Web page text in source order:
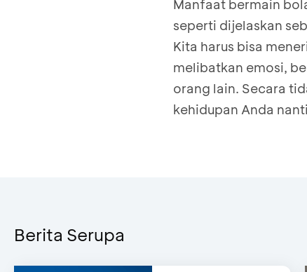
Manfaat bermain
seperti dijelaskan
Kita harus bisa
melibatkan emosi,
orang lain. Secara
kehidupan Anda
Berita Serupa